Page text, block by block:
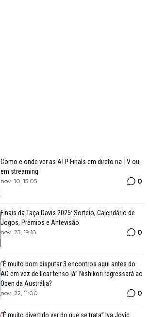
Como e onde ver as ATP Finals em direto na TV ou
em streaming
nov. 10, 15:05 0
Finais da Taça Davis 2025: Sorteio, Calendário de
Jogos, Prémios e Antevisão
nov. 23, 19:18 0
“É muito bom disputar 3 encontros aqui antes do
AO em vez de ficar tenso lá” Nishikori regressará ao
Open da Austrália?
nov. 22, 11:00 0
“É muito divertido ver do que se trata” Iva Jovic